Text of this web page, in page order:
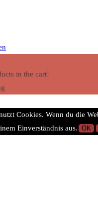
in the cart!
Cookies. Wenn du die
Einverständnis aus. OK